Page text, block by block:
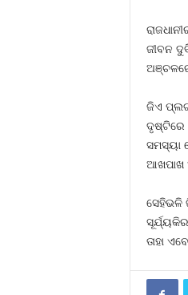
ଜୀବନ
ଜିଏ
ଦୃଷ୍ଟିରେ
ସମସ୍ୟା
ଆଖପାଖ
ସେହିଭଳି
ତାହା